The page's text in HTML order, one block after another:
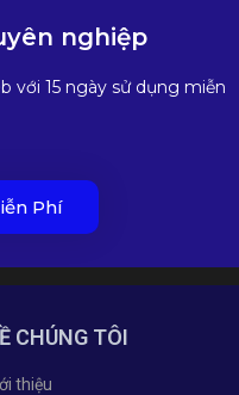
nghiệp
với 15 ngày sử dụng miễn
Phí
CHÚNG TÔI
thiệu